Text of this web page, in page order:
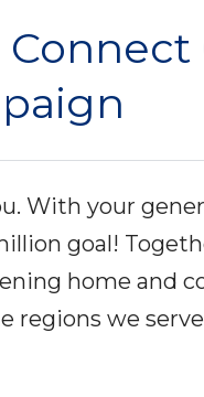
Connect
With your
goal!
home and
regions we